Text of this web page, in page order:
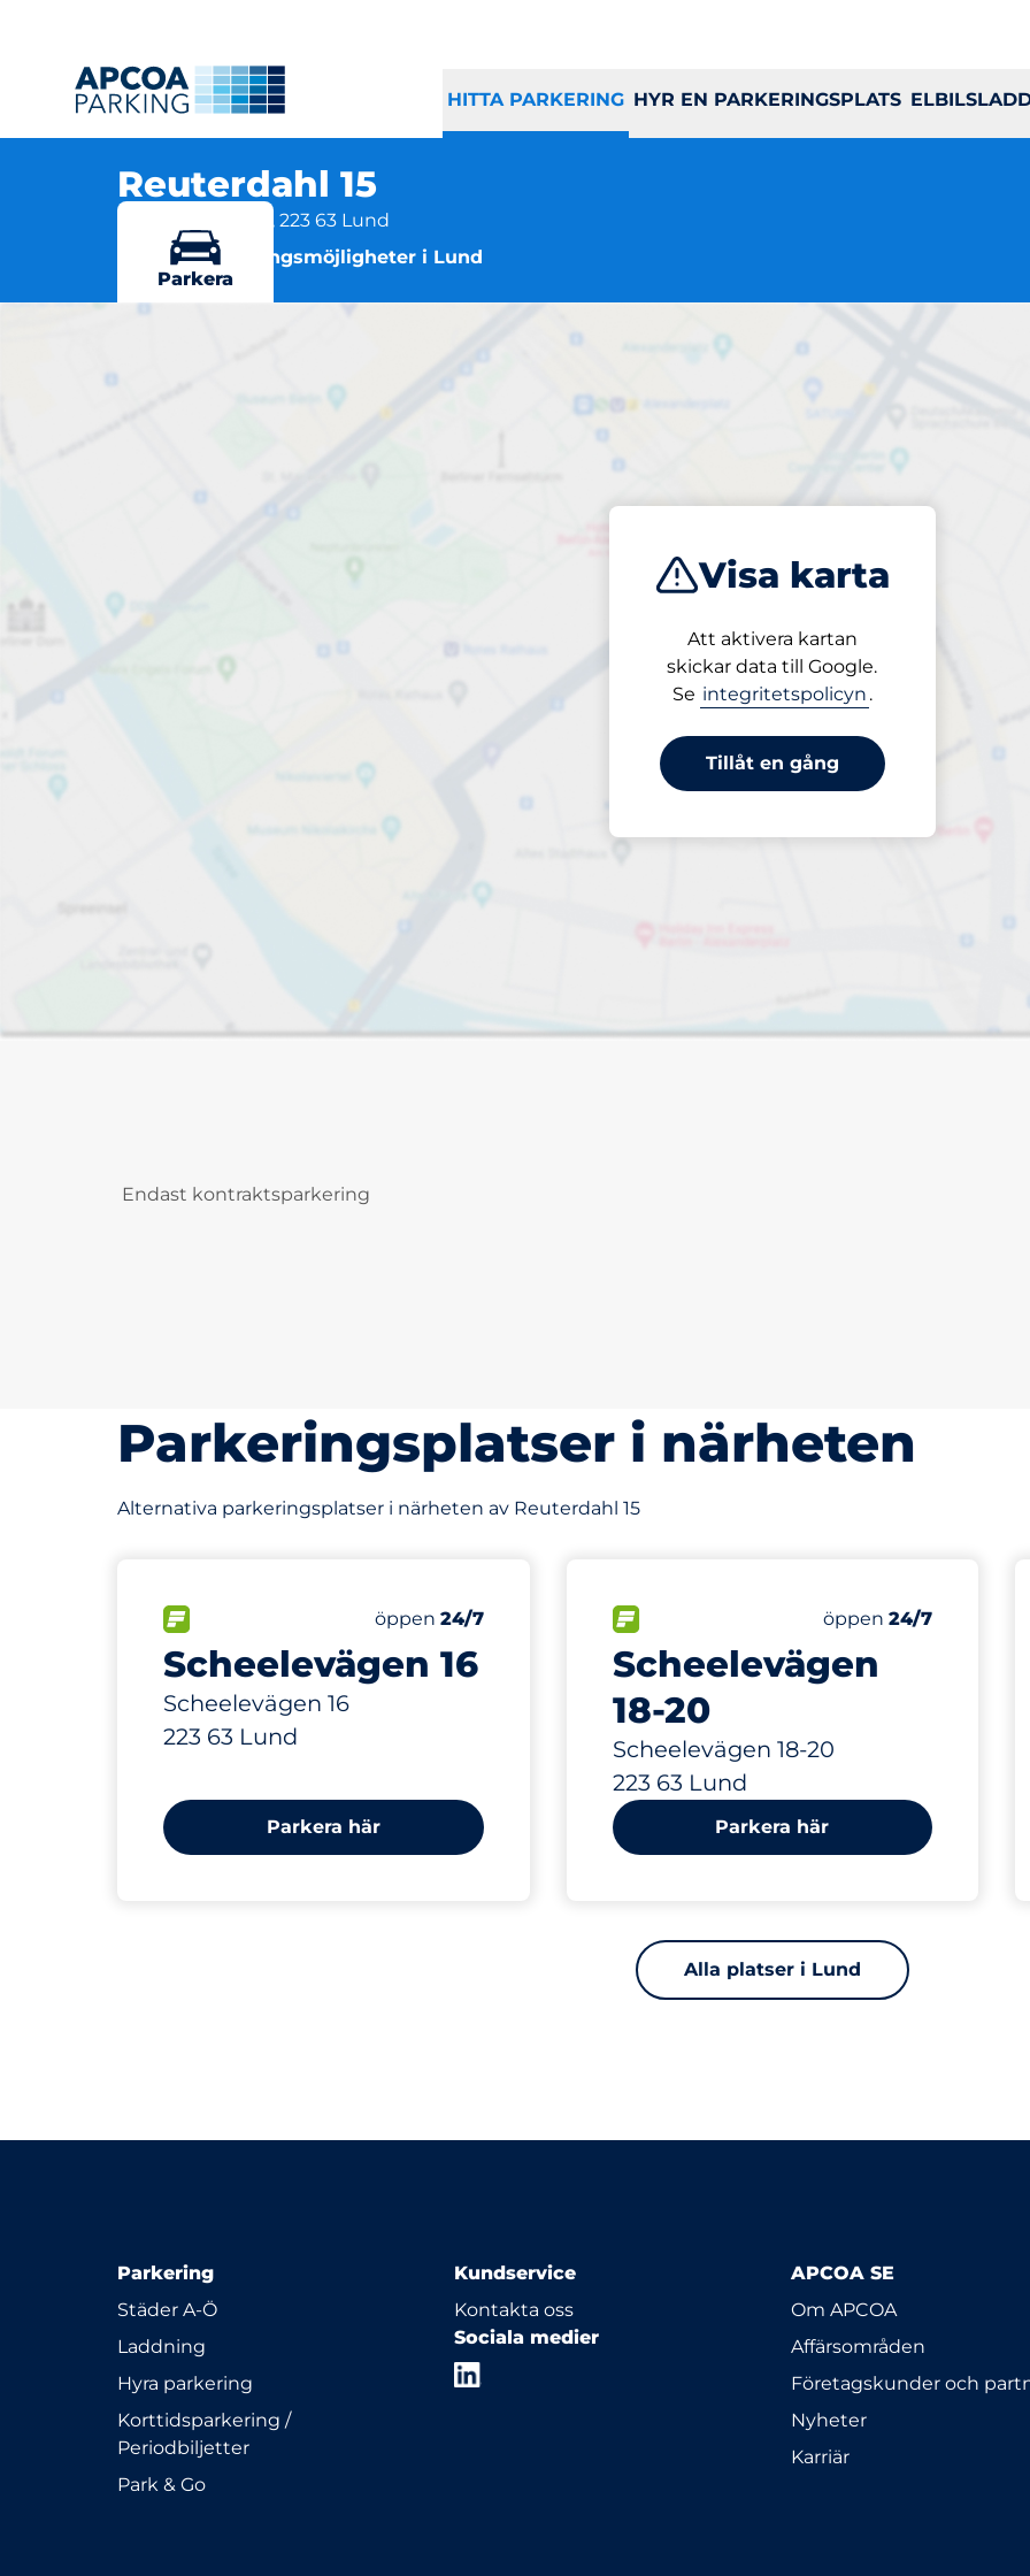
HITTA PARKERING HYR EN PARKERINGSPLATS
Reuterdahl 15
Scheelevägen 16, 223 63 Lund
Flera parkeringsmöjligheter i Lund
Visa karta
Att aktivera kartan
skickar data till Google.
Se integritetspolicyn .
Tillåt en gång
Parkera
Reuterdahl 15
Öppet nu
Endast kontraktsparkering
Parkeringsplatser i närheten
Alternativa parkeringsplatser i närheten av Reuterdahl 15
Scheelevägen 16
Scheelevägen 16
223 63 Lund
Antal parkeringsplatser:
Totalt antal platser
Lördag
öppen 24/7
Parkera här
Scheelevägen
18-20
Scheelevägen 18-20
223 63 Lund
Lördag
öppen24/7
102 m
Parkera här
Alla platser i Lund
Parkering
Städer A-Ö
Laddning
Hyra parkering
Korttidsparkering /
Periodbiljetter
Park & Go
Kundservice
Kontakta oss
Sociala medier
APCOA SE
Om APCOA
Affärsområden
Företagskunder och
Nyheter
Karriär